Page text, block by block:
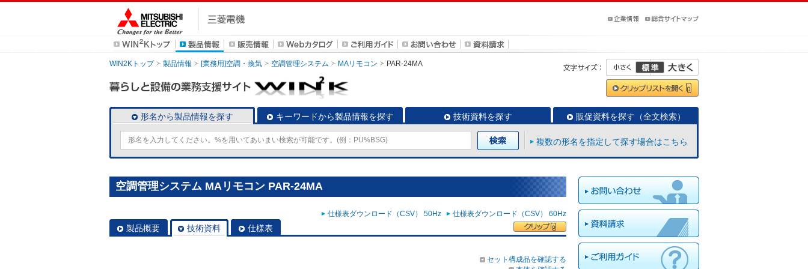
WIN2Kトップ 製品情報 [業務用]空調・換気 空調管理システム MAリモコン PAR-24MA
形名から製品情報を探す キーワードから製品情報を探す 技術資料を探す 販促資料を探す（全文検索）
複数の形名を指定して探す場合はこちら
空調管理システム MAリモコン PAR-24MA
仕様表ダウンロード（CSV） 50Hz 仕様表ダウンロード（CSV） 60Hz
製品概要 技術資料 仕様表
セット構成品を確認する